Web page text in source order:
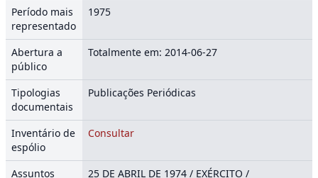
Período mais
representado
1975
Abertura a
público
Totalmente em: 2014-06-27
Tipologias
documentais
Publicações Periódicas
Inventário de
espólio
Consultar
Assuntos
25 DE ABRIL DE 1974 / EXÉRCITO /